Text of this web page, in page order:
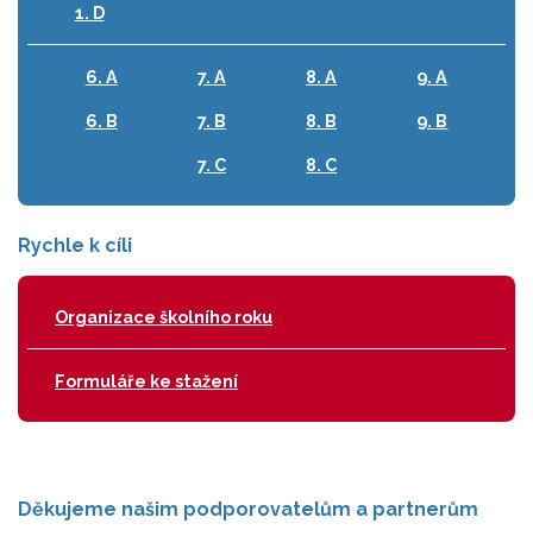
1. D
6. A
6. B
7. A
7. B
7. C
8. A
8. B
8. C
9. A
9. B
Rychle k cíli
Organizace školního roku
Formuláře ke stažení
Děkujeme našim podporovatelům a partnerům